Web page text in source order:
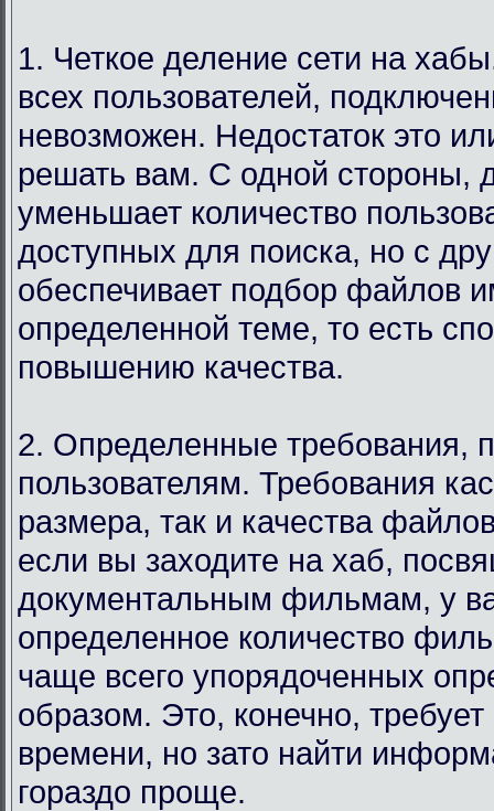
1. Четкое деление сети на
всех пользователей,
невозможен. Недостаток это
решать вам. С одной стороны,
уменьшает количество
доступных для поиска, но с
обеспечивает подбор файлов
определенной теме, то есть
повышению качества.
2. Определенные требования,
пользователям. Требования
размера, так и качества
если вы заходите на хаб,
документальным фильмам, у
определенное количество
чаще всего упорядоченных
образом. Это, конечно, требует
времени, но зато найти
гораздо проще.